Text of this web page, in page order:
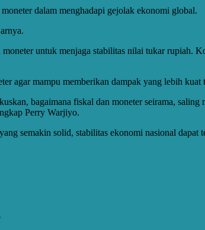
dalam menghadapi gejolak ekonomi global.
untuk menjaga stabilitas nilai tukar rupiah.
agar mampu memberikan dampak yang lebih kuat
bagaimana fiskal dan moneter seirama,
Perry Warjiyo.
semakin solid, stabilitas ekonomi nasional dapat